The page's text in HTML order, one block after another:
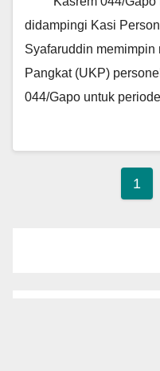
didampingi Kasi
Syafaruddin
Pangkat (UKP)
044/Gapo untuk
1